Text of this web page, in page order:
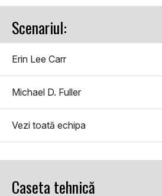
Scenariul:
Erin Lee Carr
Michael D. Fuller
Vezi toată echipa
Caseta tehnică